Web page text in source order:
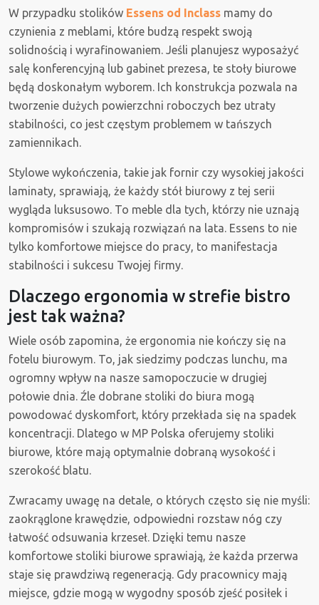
W przypadku stolików Essens od Inclass mamy do
czynienia z meblami, które budzą respekt swoją
solidnością i wyrafinowaniem. Jeśli planujesz wyposażyć
salę konferencyjną lub gabinet prezesa, te stoły biurowe
będą doskonałym wyborem. Ich konstrukcja pozwala na
tworzenie dużych powierzchni roboczych bez utraty
stabilności, co jest częstym problemem w tańszych
zamiennikach.
Stylowe wykończenia, takie jak fornir czy wysokiej jakości
laminaty, sprawiają, że każdy stół biurowy z tej serii
wygląda luksusowo. To meble dla tych, którzy nie uznają
kompromisów i szukają rozwiązań na lata. Essens to nie
tylko komfortowe miejsce do pracy, to manifestacja
stabilności i sukcesu Twojej firmy.
Dlaczego ergonomia w strefie bistro
jest tak ważna?
Wiele osób zapomina, że ergonomia nie kończy się na
fotelu biurowym. To, jak siedzimy podczas lunchu, ma
ogromny wpływ na nasze samopoczucie w drugiej
połowie dnia. Źle dobrane stoliki do biura mogą
powodować dyskomfort, który przekłada się na spadek
koncentracji. Dlatego w MP Polska oferujemy stoliki
biurowe, które mają optymalnie dobraną wysokość i
szerokość blatu.
Zwracamy uwagę na detale, o których często się nie myśli:
zaokrąglone krawędzie, odpowiedni rozstaw nóg czy
łatwość odsuwania krzeseł. Dzięki temu nasze
komfortowe stoliki biurowe sprawiają, że każda przerwa
staje się prawdziwą regeneracją. Gdy pracownicy mają
miejsce, gdzie mogą w wygodny sposób zjeść posiłek i